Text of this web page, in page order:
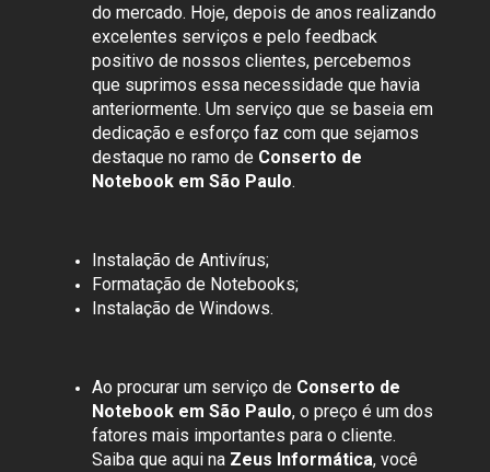
do mercado. Hoje, depois de anos realizando
excelentes serviços e pelo feedback
positivo de nossos clientes, percebemos
que suprimos essa necessidade que havia
anteriormente. Um serviço que se baseia em
dedicação e esforço faz com que sejamos
destaque no ramo de Conserto de
Notebook em São Paulo.
Instalação de Antivírus;
Formatação de Notebooks;
Instalação de Windows.
Ao procurar um serviço de Conserto de
Notebook em São Paulo, o preço é um dos
fatores mais importantes para o cliente.
Saiba que aqui na Zeus Informática, você